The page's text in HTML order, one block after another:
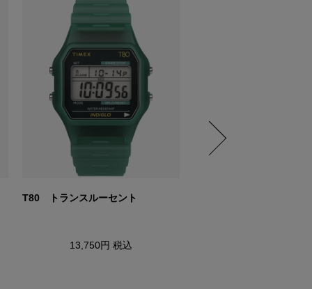
T80 トランスルーセント
13,750円 税込